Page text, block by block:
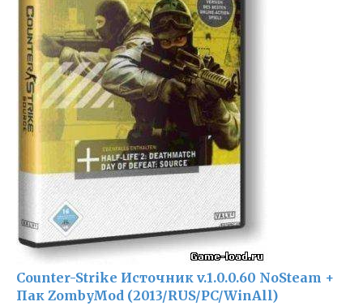
Counter-Strike Источник v.1.0.0.60 NoSteam +
Пак ZombyMod (2013/RUS/PC/WinAll)